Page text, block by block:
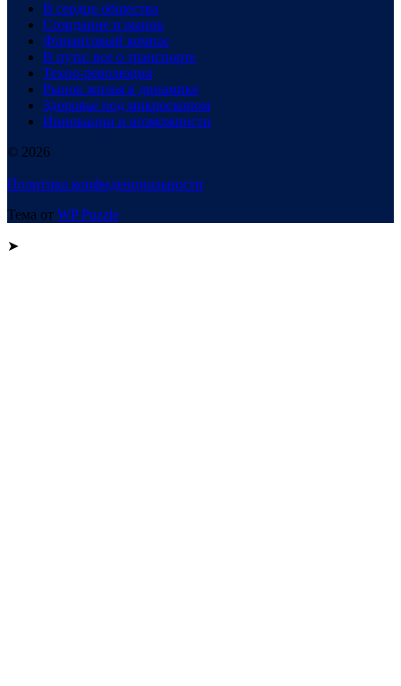
В сердце общества
Созидание и рынок
Финансовый компас
В пути: все о транспорте
Техно-революция
Рынок жилья в динамике
Здоровье под микроскопом
Инновации и возможности
© 2026
Политика конфиденциальности
Тема от WP Puzzle
➤